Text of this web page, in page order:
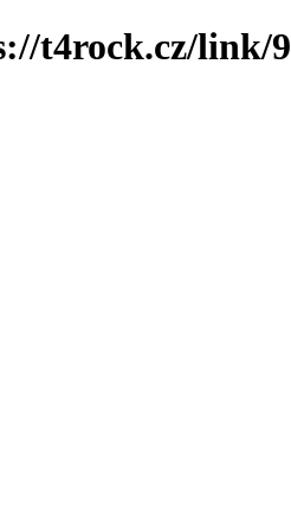
t4rock.cz/link/